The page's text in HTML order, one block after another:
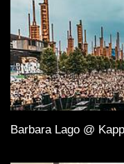
Barbara Lago @